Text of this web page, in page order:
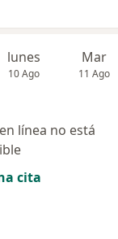
lunes
10 Ago
Mar
11 Ago
línea no está
cita